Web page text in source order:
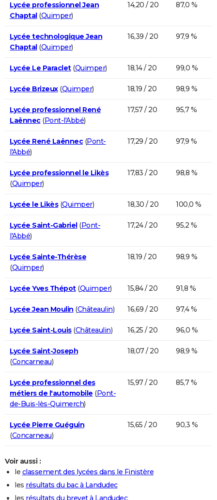
Lycée professionnel Jean
Chaptal(Quimper)
14,20 / 20 87,0 %
Lycée technologique Jean
Chaptal(Quimper)
16,39 / 20 97,9 %
Lycée Le Paraclet(Quimper) 18,14 / 20 99,0 %
Lycée Brizeux(Quimper) 18,19 / 20 98,9 %
Lycée professionnel René
Laënnec(Pont-l'Abbé)
17,57 / 20 95,7 %
Lycée René Laënnec(Pont-
l'Abbé)
17,29 / 20 97,9 %
Lycée professionnel le Likès
(Quimper)
17,83 / 20 98,8 %
Lycée le Likès(Quimper) 18,30 / 20 100,0 %
Lycée Saint-Gabriel(Pont-
l'Abbé)
17,24 / 20 95,2 %
Lycée Sainte-Thérèse
(Quimper)
18,19 / 20 98,9 %
Lycée Yves Thépot(Quimper) 15,84 / 20 91,8 %
Lycée Jean Moulin (Châteaulin) 16,69 / 20 97,4 %
Lycée Saint-Louis(Châteaulin) 16,25 / 20 96,0 %
Lycée Saint-Joseph
(Concarneau)
18,07 / 20 98,9 %
Lycée professionnel des
métiers de l'automobile (Pont-
de-Buis-lès-Quimerch)
15,97 / 20 85,7 %
Lycée Pierre Guéguin
(Concarneau)
15,65 / 20 90,3 %
Voir aussi :
le classement des lycées dans le Finistère
les résultats du bac à Landudec
les résultats du brevet à Landudec